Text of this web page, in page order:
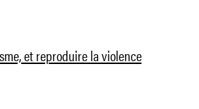
et reproduire la violence